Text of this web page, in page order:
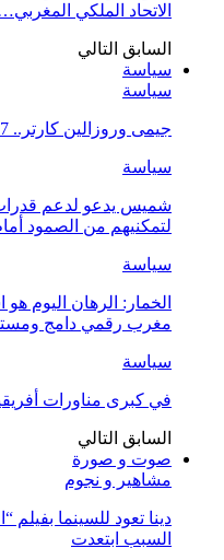
الاتحاد الملكي
السابق التالي
سياسة
سياسة
جيمى وروزالين كارتر.. 77 عامًا في القفص الذهبي
سياسة
شميس يدعو لدعم قدرات
لتمكنيهم من الصمود
سياسة
الخمار: الرهان اليوم
مغرب رقمي دامج
سياسة
في كبرى مناورات
السابق التالي
صوت و صورة
مشاهير و نجوم
دينا تعود للسينما
السبب ابتعدت